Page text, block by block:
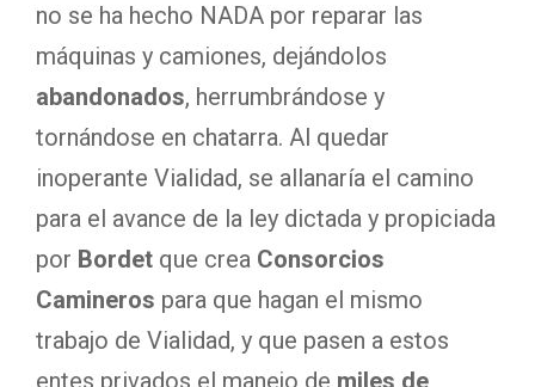
no se ha hecho NADA por reparar las
máquinas y camiones, dejándolos
abandonados, herrumbrándose y
tornándose en chatarra. Al quedar
inoperante Vialidad, se allanaría el camino
para el avance de la ley dictada y propiciada
por Bordet que crea Consorcios
Camineros para que hagan el mismo
trabajo de Vialidad, y que pasen a estos
entes privados el manejo de miles de